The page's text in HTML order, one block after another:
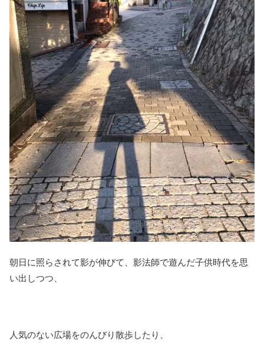
朝日に照らされて影が伸びて、影法師で遊んだ子供時代を思
い出しつつ、
人気のない広場をのんびり散歩したり、